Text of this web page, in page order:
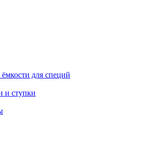
для специй
и ступки